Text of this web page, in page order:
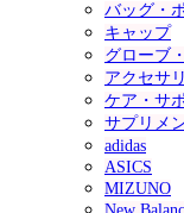
バッグ・
キャップ
グローブ
アクセサ
ケア・サ
サプリメ
adidas
ASICS
MIZUNO